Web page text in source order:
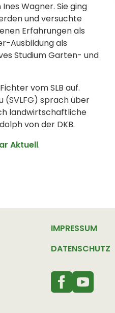
Wagner. Sie ging
und versuchte
Erfahrungen als
Ausbildung als
Studium Garten- und
vom SLB auf.
(SVLFG) sprach über
landwirtschaftliche
von der DKB.
Aktuell.
IMPRESSUM
DATENSCHUTZ